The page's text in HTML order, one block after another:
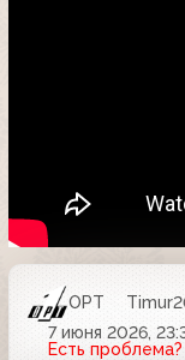
ОРТ
7 июня 2026,
Есть проблема?